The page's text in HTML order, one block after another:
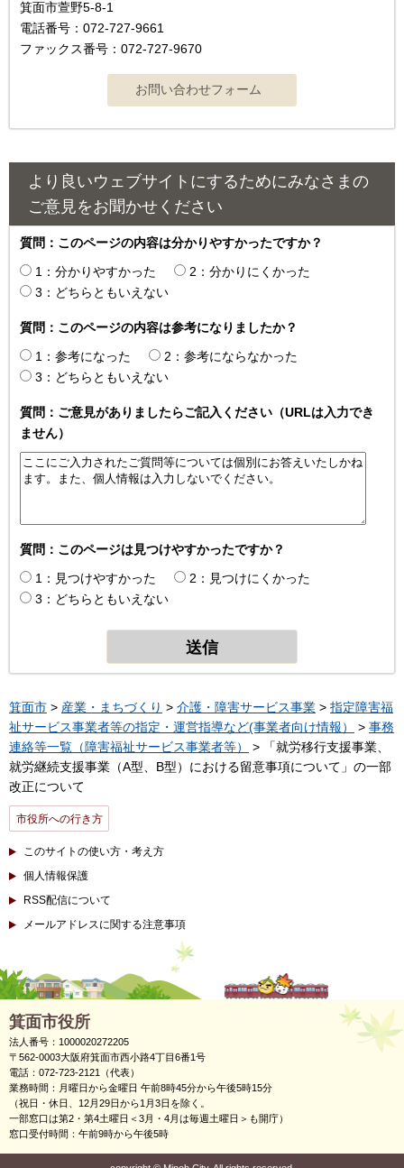
箕面市萱野5-8-1
電話番号：072-727-9661
ファックス番号：072-727-9670
より良いウェブサイトにするためにみなさまの
ご意見をお聞かせください
質問：このページの内容は分かりやすかったですか？
1：分かりやすかった
2：分かりにくかった
3：どちらともいえない
質問：このページの内容は参考になりましたか？
1：参考になった
2：参考にならなかった
3：どちらともいえない
質問：ご意見がありましたらご記入ください（URLは入力でき
ません）
質問：このページは見つけやすかったですか？
1：見つけやすかった
2：見つけにくかった
3：どちらともいえない
箕面市 > 産業・まちづくり > 介護・障害サービス事業 > 指定障害福
祉サービス事業者等の指定・運営指導など(事業者向け情報）
> 事務
連絡等一覧（障害福祉サービス事業者等）
> 「就労移行支援事業、
就労継続支援事業（A型、B型）における留意事項について」の一部
改正について
市役所への行き方
このサイトの使い方・考え方
個人情報保護
RSS配信について
メールアドレスに関する注意事項
箕面市役所
法人番号：1000020272205
〒562-0003大阪府箕面市西小路4丁目6番1号
電話：072-723-2121（代表）
業務時間：月曜日から金曜日 午前8時45分から午後5時15分
（祝日・休日、12月29日から1月3日を除く。
一部窓口は第2・第4土曜日＜3月・4月は毎週土曜日＞も開庁）
窓口受付時間：午前9時から午後5時